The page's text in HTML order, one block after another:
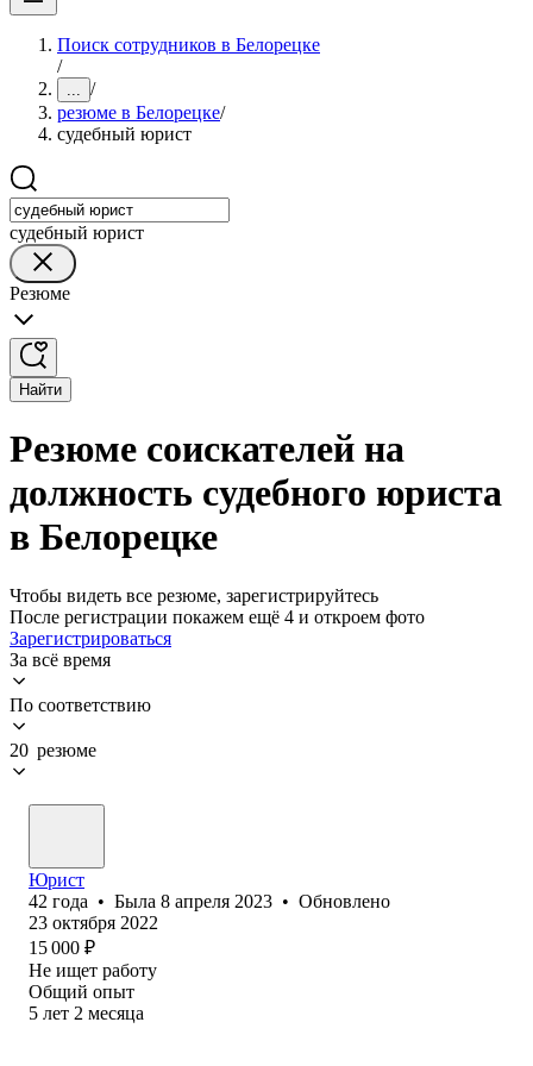
Поиск сотрудников в Белорецке
/
... /
резюме в Белорецке/
судебный юрист
судебный юрист
Резюме
Найти
Резюме соискателей на
должность судебного юриста
в Белорецке
Чтобы видеть все резюме, зарегистрируйтесь
После регистрации покажем ещё 4 и откроем фото
Зарегистрироваться
За всё время
По соответствию
20 резюме
Юрист
42 года • Была 8 апреля 2023 • Обновлено
23 октября 2022
15 000 ₽
Не ищет работу
Общий опыт
5 лет 2 месяца